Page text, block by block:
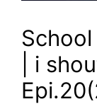
| i